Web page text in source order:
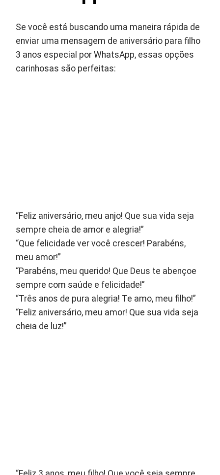
Se você está buscando uma maneira rápida de
enviar uma mensagem de aniversário para filho
3 anos especial por WhatsApp, essas opções
carinhosas são perfeitas:
“Feliz aniversário, meu anjo! Que sua vida seja
sempre cheia de amor e alegria!”
“Que felicidade ver você crescer! Parabéns,
meu amor!”
“Parabéns, meu querido! Que Deus te abençoe
sempre com saúde e felicidade!”
“Três anos de pura alegria! Te amo, meu filho!”
“Feliz aniversário, meu amor! Que sua vida seja
cheia de luz!”